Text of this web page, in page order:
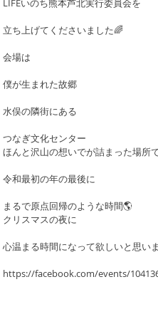
LIFEいのち熊本芦北実行委員会を
立ち上げてくださいました🌈
会場は
僕が生まれた故郷
水俣の隣街にある
つなぎ文化センター
ほんと沢山の想いでが詰まった場所
令和最初の年の最後に
まるで原点回帰のような時間🌎
クリスマスの夜に
心温まる時間になって欲しいと思い
https://facebook.com/events/